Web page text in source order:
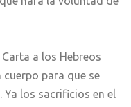
a los Hebreos
para que se
Ya los sacrificios en el